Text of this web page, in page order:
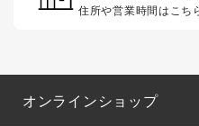
住所や営業時間はこち
オンラインショップ